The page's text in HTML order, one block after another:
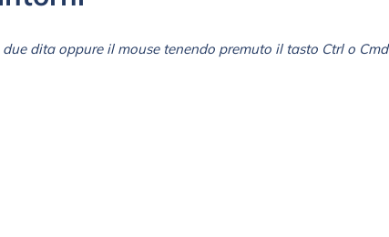
dita oppure il mouse tenendo premuto il tasto Ctrl o Cmd